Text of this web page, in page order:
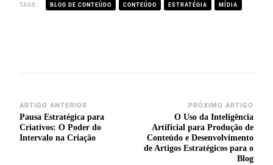
TAGS: BLOG DE CONTEÚDO CONTEÚDO ESTRATÉGIA MÍDIA
ARTIGO ANTERIOR
Pausa Estratégica para
Criativos: O Poder do
Intervalo na Criação
PRÓXIMO ARTIGO
O Uso da Inteligência
Artificial para Produção de
Conteúdo e Desenvolvimento
de Artigos Estratégicos para o
Blog